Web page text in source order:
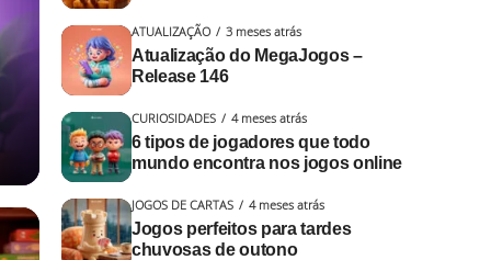
ATUALIZAÇÃO 3 meses atrás
Atualização do MegaJogos –
Release 146
CURIOSIDADES 4 meses atrás
6 tipos de jogadores que todo
mundo encontra nos jogos online
JOGOS DE CARTAS 4 meses atrás
Jogos perfeitos para tardes
chuvosas de outono